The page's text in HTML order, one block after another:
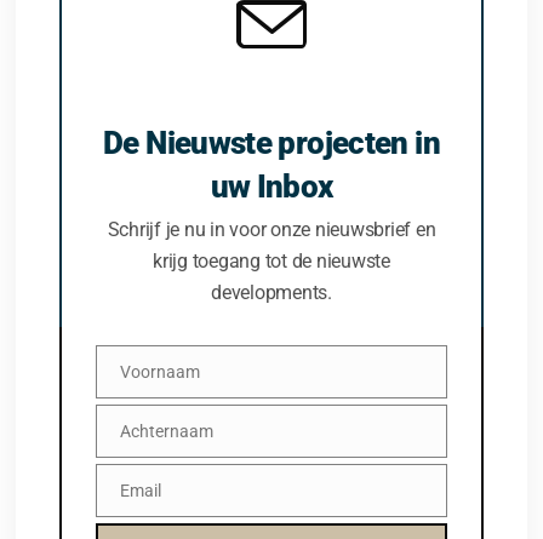
De Nieuwste projecten in
uw Inbox
Schrijf je nu in voor onze nieuwsbrief en
krijg toegang tot de nieuwste
developments.
Voornaam
Voornaam
Achternaam
Achternaam
EmailEmail